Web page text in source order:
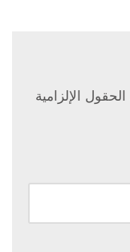
الحقول الإلزامية